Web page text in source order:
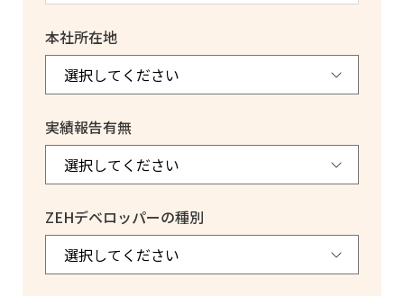
本社所在地
実績報告有無
ZEHデベロッパーの種別